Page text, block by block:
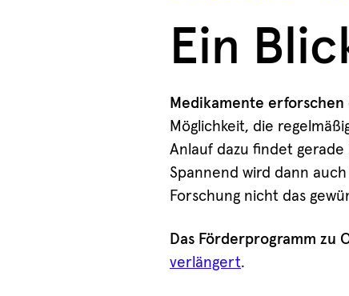
Ein
Medikamente erforschen
Möglichkeit, die
Anlauf dazu findet
Spannend wird dann
Forschung nicht das
Das Förderprogramm zu
verlängert.